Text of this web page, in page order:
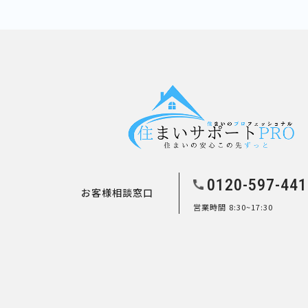
お客様相談窓口 0120-597-441
営業時間 8:30~17:30